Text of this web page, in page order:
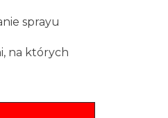
sprayu
na których